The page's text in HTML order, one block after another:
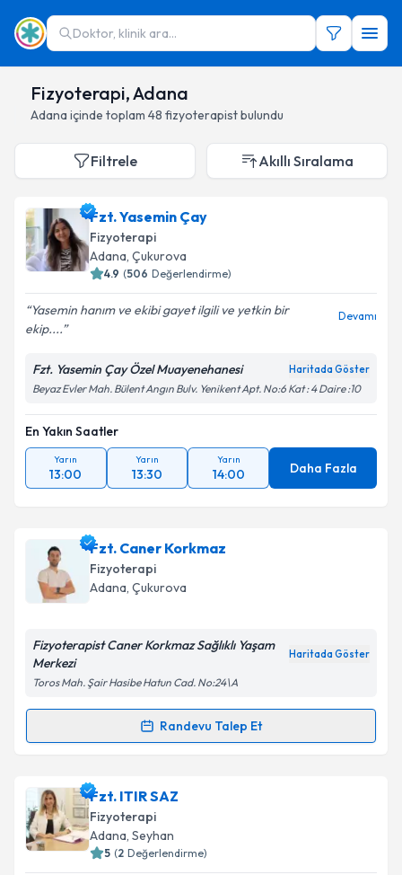
Doktor, klinik ara...
Fizyoterapi, Adana
Adana içinde toplam 48 fizyoterapistbulundu
Filtrele Akıllı Sıralama
Fzt. Yasemin Çay
Fizyoterapi
Adana, Çukurova
4.9 (506 Değerlendirme)
Yasemin hanım ve ekibi gayet ilgili ve yetkin bir
ekip....
Devamı
Fzt. Yasemin Çay Özel Muayenehanesi Haritada Göster
Beyaz Evler Mah. Bülent Angın Bulv. Yenikent Apt. No:6 Kat : 4 Daire :10
En Yakın Saatler
Yarın
13:00
Yarın
13:30
Yarın
14:00 Daha Fazla
Fzt. Caner Korkmaz
Fizyoterapi
Adana, Çukurova
Fizyoterapist Caner Korkmaz Sağlıklı Yaşam
Merkezi
Haritada Göster
Toros Mah. Şair Hasibe Hatun Cad. No:24\A
Randevu Talep Et
Randevu Takvimi Talebi
Fzt. Caner Korkmaz
oluşturun. Size bu uzmandan randevu almanız için bir
takvim hazırlandığında e-posta ile bilgilendireceğiz.
Fzt. ITIR SAZ
Fizyoterapi
Adana, Seyhan
5 (2 Değerlendirme)